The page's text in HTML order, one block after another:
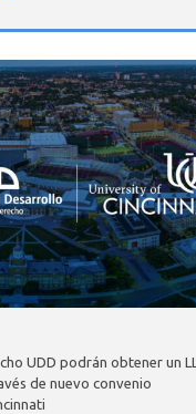
UDD podrán obtener un
de nuevo convenio